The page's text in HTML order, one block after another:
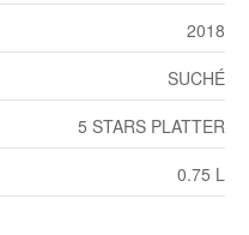
2018
SUCHÉ
5 STARS PLATTER
0.75 L